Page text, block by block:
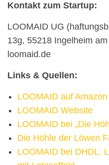
Kontakt zum Startup:
LOOMAID UG
13g, 55218 Ingelheim
loomaid.de
Links & Quellen:
LOOMAID auf Amazon
LOOMAID Website
LOOMAID bei „Die
Die Höhle der Löwen
LOOMAID bei DHDL: